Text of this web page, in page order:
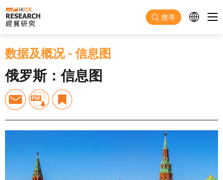
跳至主要内容
搜寻
数据及概况-信息图
俄罗斯：信息图